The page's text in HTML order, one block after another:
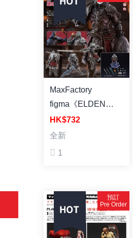
MaxFactory
figma《ELDEN
RING 艾爾登法環》
白狼戰鬼 (再販)
HK$732
全新
1
預訂
Pre Order